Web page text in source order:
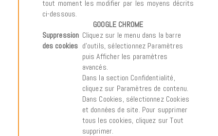
tout moment les modifier par les moyens décrits
ci-dessous.
GOOGLE CHROME
Suppression
des cookies
Cliquez sur le menu dans la barre
d’outils, sélectionnez Paramètres
puis Afficher les paramètres
avancés.
Dans la section Confidentialité,
cliquez sur Paramètres de contenu.
Dans Cookies, sélectionnez Cookies
et données de site. Pour supprimer
tous les cookies, cliquez sur Tout
supprimer.